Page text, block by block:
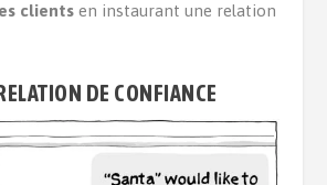
clientsen instaurant une relation
DE CONFIANCE